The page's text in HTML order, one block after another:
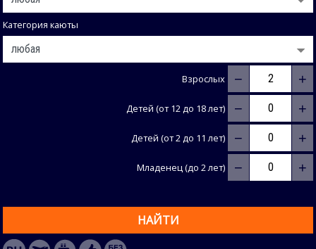
Категория каюты
Взрослых − +
Детей (от 12 до 18 лет) − +
Детей (от 2 до 11 лет) − +
Младенец (до 2 лет) − +
НАЙТИ